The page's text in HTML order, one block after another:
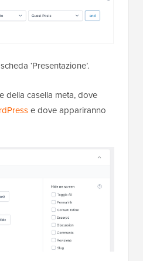
‘Presentazione’.
della casella meta, dove
e dove appariranno